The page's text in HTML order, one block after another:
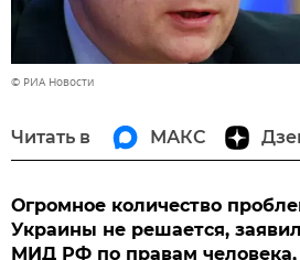
© РИА Новости
Читать в МАКС
Огромное количество
Украины не решается,
МИД РФ по правам человека,